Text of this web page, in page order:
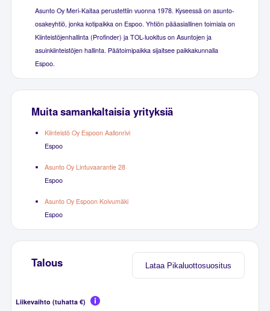
Asunto Oy Meri-Kaitaa perustettiin vuonna 1978. Kyseessä on asunto-
osakeyhtiö, jonka kotipaikka on Espoo. Yhtiön pääasiallinen toimiala on
Kiinteistöjenhallinta (Profinder) ja TOL-luokitus on Asuntojen ja
asuinkiinteistöjen hallinta. Päätoimipaikka sijaitsee paikkakunnalla
Espoo.
Muita samankaltaisia yrityksiä
Kiinteistö Oy Espoon Aallonrivi
Espoo
Asunto Oy Lintuvaarantie 28
Espoo
Asunto Oy Espoon Koivumäki
Espoo
Lataa Pikaluottosuositus
Talous
Liikevaihto (tuhatta €)